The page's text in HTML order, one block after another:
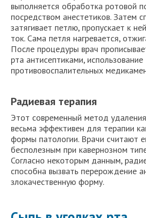
выполняется обработка ротовой
посредством анестетиков. Затем
затягивает петлю, пропускает к
ток. Сама петля нагревается,
После процедуры врач
рта антисептиками, использование
противовоспалительных
Радиевая терапия
Этот современный метод
весьма эффективен для терапии
формы патологии. Врачи считают
бесполезным при кавернозном
Согласно некоторым данным,
способна вызвать перерождение
злокачественную форму.